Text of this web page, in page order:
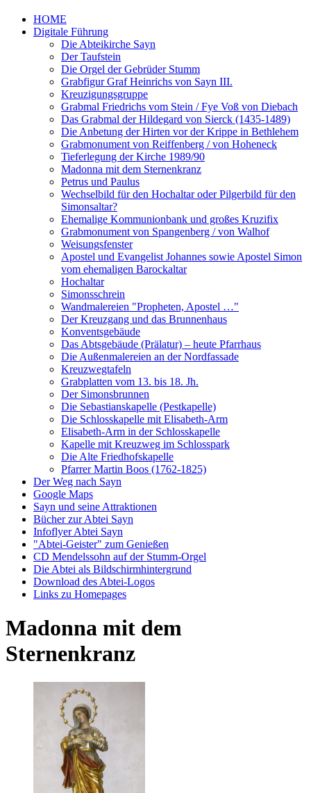
HOME
Digitale Führung
Die Abteikirche Sayn
Der Taufstein
Die Orgel der Gebrüder Stumm
Grabfigur Graf Heinrichs von Sayn III.
Kreuzigungsgruppe
Grabmal Friedrichs vom Stein / Fye Voß von Diebach
Das Grabmal der Hildegard von Sierck (1435-1489)
Die Anbetung der Hirten vor der Krippe in Bethlehem
Grabmonument von Reiffenberg / von Hoheneck
Tieferlegung der Kirche 1989/90
Madonna mit dem Sternenkranz
Petrus und Paulus
Wechselbild für den Hochaltar oder Pilgerbild für den
Simonsaltar?
Ehemalige Kommunionbank und großes Kruzifix
Grabmonument von Spangenberg / von Walhof
Weisungsfenster
Apostel und Evangelist Johannes sowie Apostel Simon
vom ehemaligen Barockaltar
Hochaltar
Simonsschrein
Wandmalereien "Propheten, Apostel …"
Der Kreuzgang und das Brunnenhaus
Konventsgebäude
Das Abtsgebäude (Prälatur) – heute Pfarrhaus
Die Außenmalereien an der Nordfassade
Kreuzwegtafeln
Grabplatten vom 13. bis 18. Jh.
Der Simonsbrunnen
Die Sebastianskapelle (Pestkapelle)
Die Schlosskapelle mit Elisabeth-Arm
Elisabeth-Arm in der Schlosskapelle
Kapelle mit Kreuzweg im Schlosspark
Die Alte Friedhofskapelle
Pfarrer Martin Boos (1762-1825)
Der Weg nach Sayn
Google Maps
Sayn und seine Attraktionen
Bücher zur Abtei Sayn
Infoflyer Abtei Sayn
"Abtei-Geister" zum Genießen
CD Mendelssohn auf der Stumm-Orgel
Die Abtei als Bildschirmhintergrund
Download des Abtei-Logos
Links zu Homepages
Madonna mit dem
Sternenkranz